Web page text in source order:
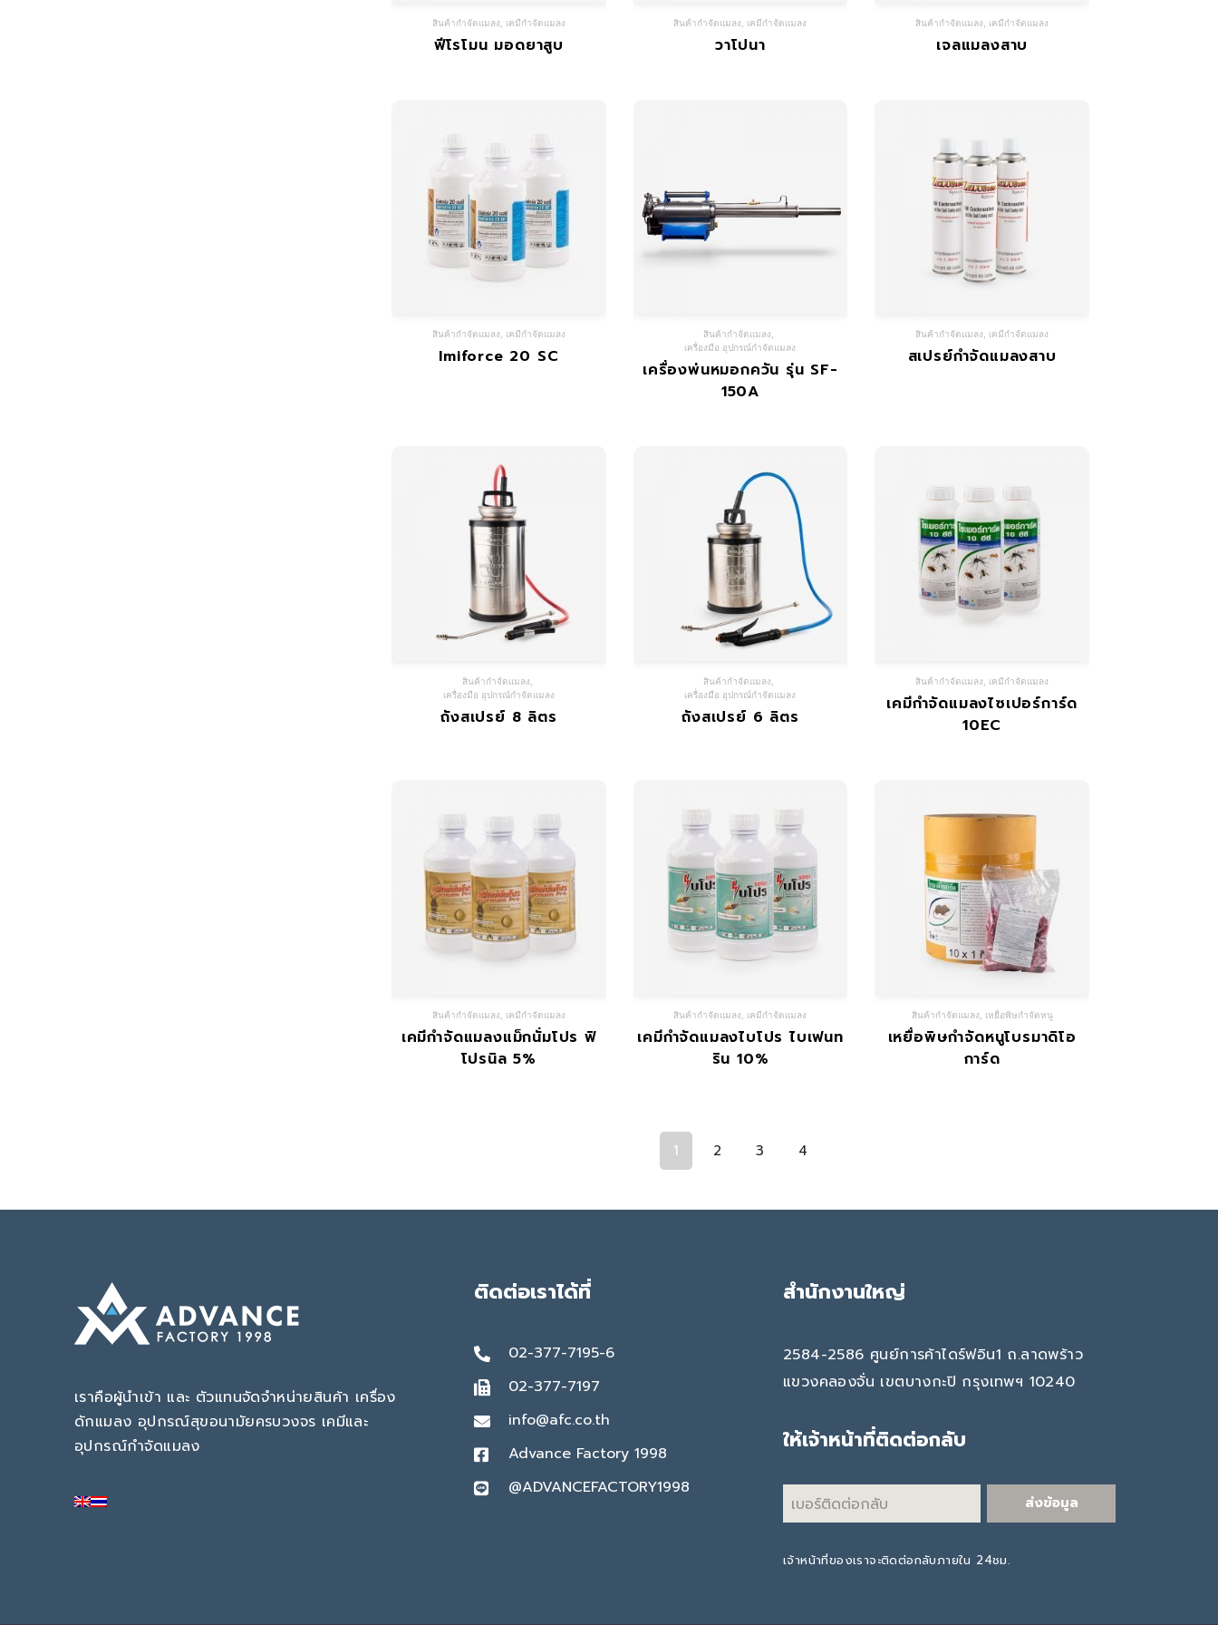
สินค้ากำจัดแมลง เคมีกำจัดแมลง
ฟีโรโมน มอดยาสูบ
สินค้ากำจัดแมลง เคมีกำจัดแมลง
วาโปนา
สินค้ากำจัดแมลง เคมีกำจัดแมลง
เจลแมลงสาบ
สินค้ากำจัดแมลง เคมีกำจัดแมลง
Imiforce 20 SC
สินค้ากำจัดแมลง
เครื่องมือ อุปกรณ์กำจัดแมลง
เครื่องพ่นหมอกควัน รุ่น SF-
150A
สินค้ากำจัดแมลง เคมีกำจัดแมลง
สเปรย์กำจัดแมลงสาบ
สินค้ากำจัดแมลง
เครื่องมือ อุปกรณ์กำจัดแมลง
ถังสเปรย์ 8 ลิตร
สินค้ากำจัดแมลง
เครื่องมือ อุปกรณ์กำจัดแมลง
ถังสเปรย์ 6 ลิตร
สินค้ากำจัดแมลง เคมีกำจัดแมลง
เคมีกำจัดแมลงไซเปอร์การ์ด
10EC
สินค้ากำจัดแมลง เคมีกำจัดแมลง
เคมีกำจัดแมลงแม็กนั่มโปร ฟิ
โปรนิล 5%
สินค้ากำจัดแมลง เคมีกำจัดแมลง
เคมีกำจัดแมลงไบโปร ไบเฟนท
ริน 10%
สินค้ากำจัดแมลง เหยื่อพิษกำจัดหนู
เหยื่อพิษกำจัดหนูโบรมาดิโอ
การ์ด
1 2 3 4
เราคือผู้นำเข้า และ ตัวแทนจัดจำหน่ายสินค้า เครื่อง
ดักแมลง อุปกรณ์สุขอนามัยครบวงจร เคมีและ
อุปกรณ์กำจัดแมลง
ติดต่อเราได้ที่
02-377-7195-6
02-377-7197
info@afc.co.th
Advance Factory 1998
@ADVANCEFACTORY1998
สำนักงานใหญ่
2584-2586 ศูนย์การค้าไดร์ฟอิน1 ถ.ลาดพร้าว
แขวงคลองจั่น เขตบางกะปิ กรุงเทพฯ 10240
ให้เจ้าหน้าที่ติดต่อกลับ
ส่งข้อมูล
เจ้าหน้าที่ของเราจะติดต่อกลับภายใน 24ชม.